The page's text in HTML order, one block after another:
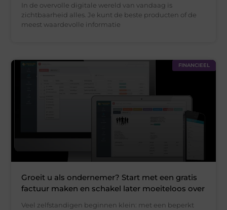
In de overvolle digitale wereld van vandaag is
zichtbaarheid alles. Je kunt de beste producten of de
meest waardevolle informatie
FINANCIEEL
Groeit u als ondernemer? Start met een gratis
factuur maken en schakel later moeiteloos over
Veel zelfstandigen beginnen klein: met een beperkt